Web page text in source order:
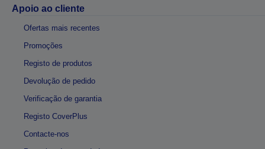
Apoio ao cliente
Ofertas mais recentes
Promoções
Registo de produtos
Devolução de pedido
Verificação de garantia
Registo CoverPlus
Contacte-nos